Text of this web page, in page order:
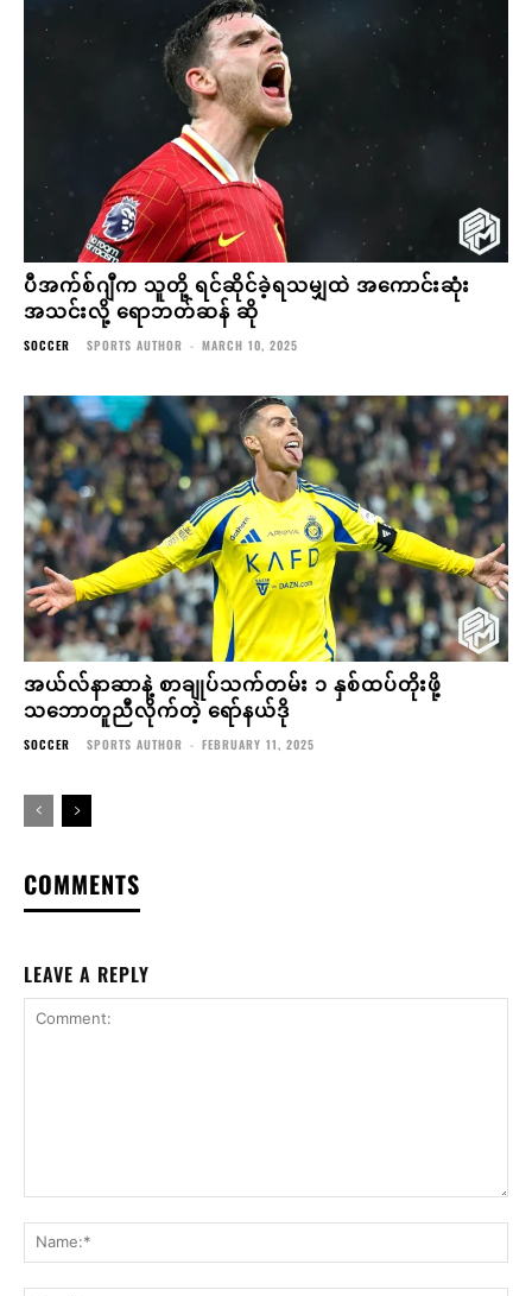
ပီအက်စ်ဂျီက သူတို့ ရင်ဆိုင်ခဲ့ရသမျှထဲ အကောင်းဆုံး
အသင်းလို့ ရောဘတ်ဆန် ဆို
SOCCER SPORTS AUTHOR - MARCH 10, 2025
အယ်လ်နာဆာနဲ့ စာချုပ်သက်တမ်း ၁ နှစ်ထပ်တိုးဖို့
သဘောတူညီလိုက်တဲ့ ရော်နယ်ဒို
SOCCER SPORTS AUTHOR - FEBRUARY 11, 2025
COMMENTS
LEAVE A REPLY